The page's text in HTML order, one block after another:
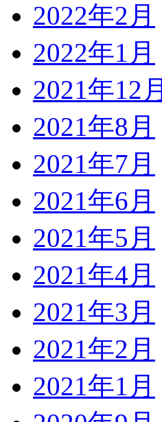
2022年2月
2022年1月
2021年12月
2021年8月
2021年7月
2021年6月
2021年5月
2021年4月
2021年3月
2021年2月
2021年1月